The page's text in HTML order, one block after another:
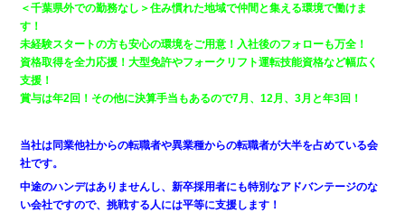
＜千葉県外での勤務なし＞住み慣れた地域で仲間と集える環境で働けま
す！
未経験スタートの方も安心の環境をご用意！入社後のフォローも万全！
資格取得を全力応援！大型免許やフォークリフト運転技能資格など幅広く
支援！
賞与は年2回！その他に決算手当もあるので7月、12月、3月と年3回！
当社は同業他社からの転職者や異業種からの転職者が大半を占めている会
社です。
中途のハンデはありませんし、新卒採用者にも特別なアドバンテージのな
い会社ですので、挑戦する人には平等に支援します！